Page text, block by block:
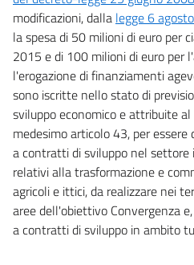
modificazioni, dalla legge 6
la spesa di 50 milioni di euro per
2015 e di 100 milioni di euro per
l'erogazione di finanziamenti
sono iscritte nello stato di
sviluppo economico e attribuite
medesimo articolo 43, per
a contratti di sviluppo nel settore
relativi alla trasformazione e
agricoli e ittici, da realizzare nei
aree dell'obiettivo Convergenza
a contratti di sviluppo in ambito